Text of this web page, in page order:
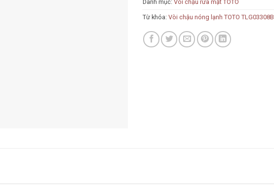
Danh mục: Vòi chậu rửa mặt TOTO
Từ khóa: Vòi chậu nóng lạnh TOTO TLG03308B